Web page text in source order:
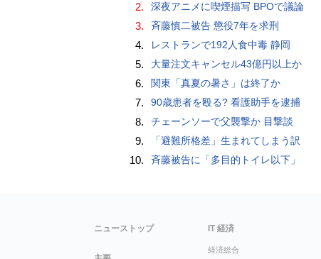
2. 深夜アニメに喫煙描写 BPOで議論
3. 斉藤慎二被告 懲役7年を求刑
4. レストランで192人食中毒 静岡
5. 大量注文キャンセル43億円以上か
6. 関東「真夏の暑さ」は終了か
7. 90歳患者を殴る? 看護助手を逮捕
8. チェーンソーで父襲撃か 目撃談
9. 「避難所格差」生まれてしまう訳
10. 斉藤被告に「多目的トイレ以下」
ニューストップ IT 経済
経済総合